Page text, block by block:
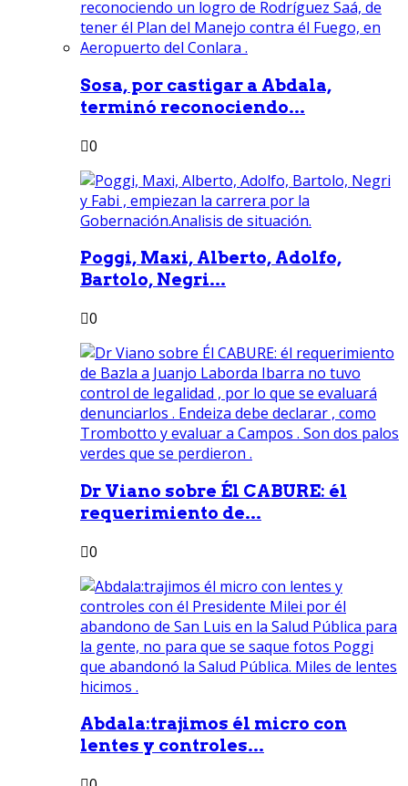
Sosa, por castigar a Abdala,
terminó reconociendo...
0
Poggi, Maxi, Alberto, Adolfo,
Bartolo, Negri...
0
Dr Viano sobre Él CABURE: él
requerimiento de...
0
Abdala:trajimos él micro con
lentes y controles...